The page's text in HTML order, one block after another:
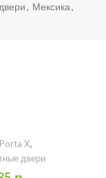
, Мексика,
Porta X,
двери